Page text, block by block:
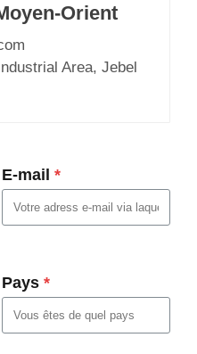
Orient
Area, Jebel
E-mail *
Pays *